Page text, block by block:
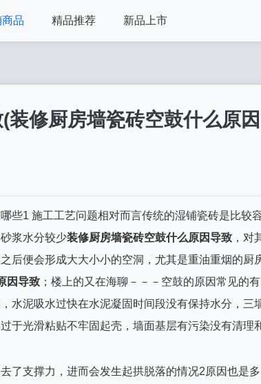
品 精品推荐 新品上市
修厨房墙瓷砖空鼓什么原因
些1 施工工艺问题相对而言传统的湿铺瓷砖是比较
浆水分较少装修厨房墙瓷砖空鼓什么原因导致 ，对
后便会形成大大小小的空洞，尤其是重油重烟的厨
因导致 ；楼上的又在海聊－－－空鼓的原因常见的有
水泥吸水过快在水泥凝固时间段没有保持水分，三
于光滑粘贴不牢固起壳，墙面基层有污染没有清理
了支撑力，进而会发生起拱脱落的情况2原因也是多